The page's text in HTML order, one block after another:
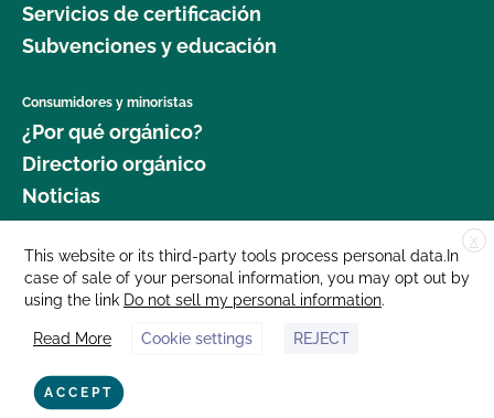
Servicios de certificación
Subvenciones y educación
Consumidores y minoristas
¿Por qué orgánico?
Directorio orgánico
Noticias
Donar
Carreras profesionales
Sala de prensa
Contáctenos
877 Cedar Street, Suite 248, Santa Cruz, CA 95060 © 2025 CCOF.org
X
This website or its third-party tools process personal data.In
case of sale of your personal information, you may opt out by
using the link Do not sell my personal information.
Read More Cookie settings REJECT
ACCEPT